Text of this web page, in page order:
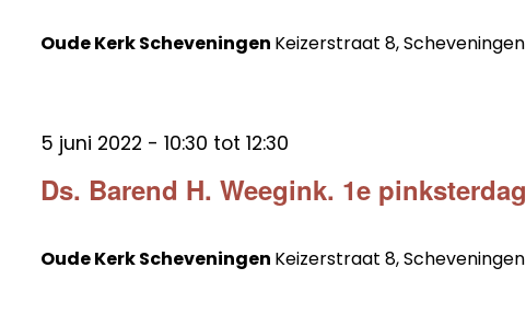
Oude Kerk Scheveningen Keizerstraat 8, Scheveningen
Ds. Barend H. Weegink. 1e pinksterdag
5 juni 2022 - 10:30 tot 12:30
Oude Kerk Scheveningen Keizerstraat 8, Scheveningen